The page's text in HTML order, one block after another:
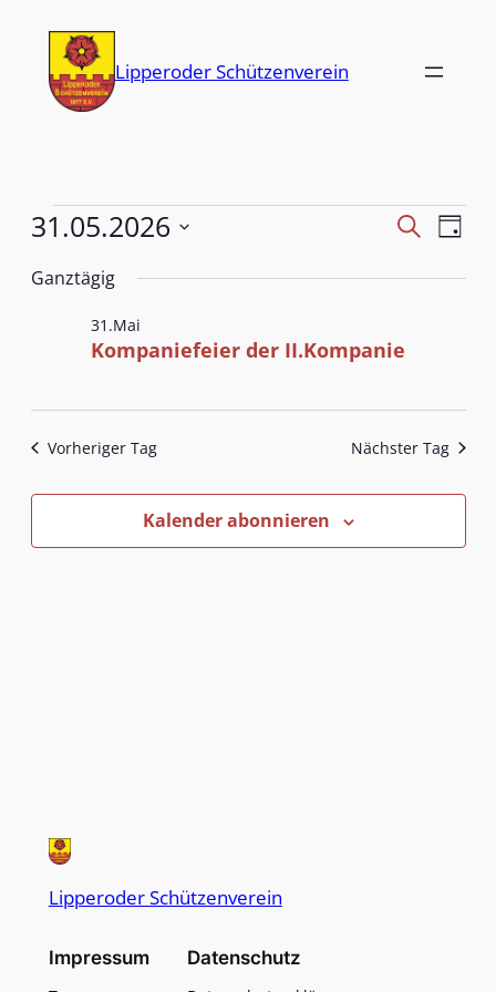
Lipperoder Schützenverein
Suche
SucheTag
31.05.2026
wählen.
Ganztägig
Kompaniefeier der II.Kompanie
31.Mai
Vorheriger Tag Nächster Tag
Kalender abonnieren
Lipperoder Schützenverein
Impressum Datenschutz